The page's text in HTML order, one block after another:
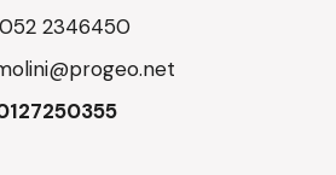
052 2346450